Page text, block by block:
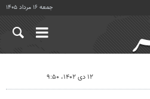
جمعه ۱۶ مرداد ۱۴۰۵
۱۲ دی ۱۴۰۲، ۹:۵۰